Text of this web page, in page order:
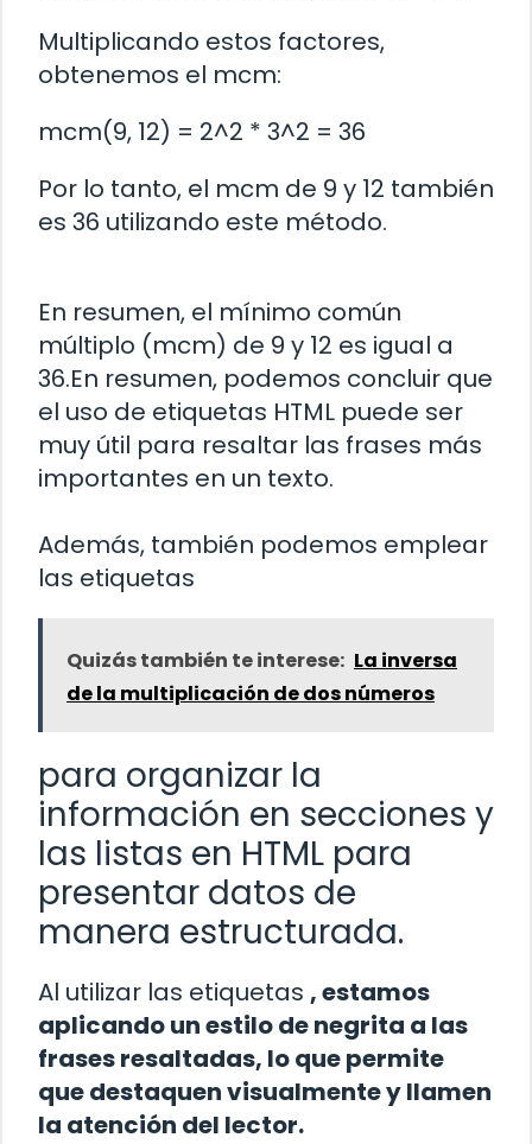
Multiplicando estos factores,
obtenemos el mcm:
mcm(9, 12) = 2^2 * 3^2 = 36
Por lo tanto, el mcm de 9 y 12 también
es 36 utilizando este método.
En resumen, el mínimo común
múltiplo (mcm) de 9 y 12 es igual a
36.En resumen, podemos concluir que
el uso de etiquetas HTML puede ser
muy útil para resaltar las frases más
importantes en un texto.
Además, también podemos emplear
las etiquetas
Quizás también te interese: La inversa
de la multiplicación de dos números
para organizar la
información en secciones y
las listas en HTML para
presentar datos de
manera estructurada.
Al utilizar las etiquetas , estamos
aplicando un estilo de negrita a las
frases resaltadas, lo que permite
que destaquen visualmente y llamen
la atención del lector.